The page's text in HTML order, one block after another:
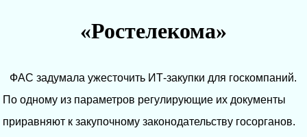
«Ростелекома»
ФАС задумала ужесточить ИТ-закупки для госкомпаний.
По одному из параметров регулирующие их документы
приравняют к закупочному законодательству госорганов.